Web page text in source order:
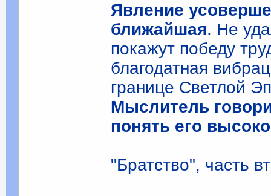
Явление
ближайшая. Не
покажут победу
благодатная
границе Светлой
Мыслитель
понять его
"Братство", часть